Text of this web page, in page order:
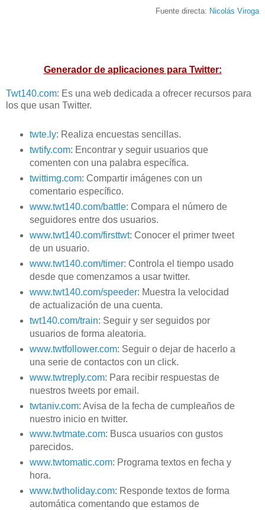
Fuente directa: Nicolás Viroga
Generador de aplicaciones para Twitter:
Twt140.com: Es una web dedicada a ofrecer recursos para
los que usan Twitter.
twte.ly: Realiza encuestas sencillas.
twtify.com: Encontrar y seguir usuarios que
comenten con una palabra específica.
twittimg.com: Compartir imágenes con un
comentario específico.
www.twt140.com/battle: Compara el número de
seguidores entre dos usuarios.
www.twt140.com/firsttwt: Conocer el primer tweet
de un usuario.
www.twt140.com/timer: Controla el tiempo usado
desde que comenzamos a usar twitter.
www.twt140.com/speeder: Muestra la velocidad
de actualización de una cuenta.
twt140.com/train: Seguir y ser seguidos por
usuarios de forma aleatoria.
www.twtfollower.com: Seguir o dejar de hacerlo a
una serie de contactos con un click.
www.twtreply.com: Para recibir respuestas de
nuestros tweets por email.
twtaniv.com: Avisa de la fecha de cumpleaños de
nuestro inicio en twitter.
www.twtmate.com: Busca usuarios con gustos
parecidos.
www.twtomatic.com: Programa textos en fecha y
hora.
www.twtholiday.com: Responde textos de forma
automática comentando que estamos de